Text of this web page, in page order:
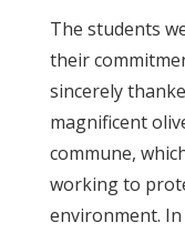
The students
their
sincerely
magnificent
commune,
working to
environment.